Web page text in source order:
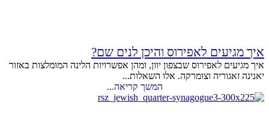
איך מגיעים לאפירוס והיכן לנים שם?
איך מגיעים לאפירוס שבצפון יוון, ומהן אפשרויות הלינה המומלצות באזור
יאנינה זאגוריה וצומרקה. אלו השאלות...
המשך קריאה...